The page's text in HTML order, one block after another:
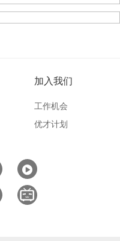
加入我们
工作机会
优才计划